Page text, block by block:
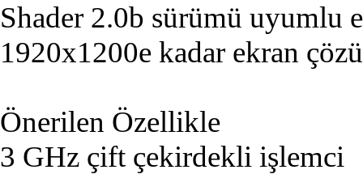
Shader 2.0b sürümü uyumlu
1920x1200e kadar ekran
Önerilen Özellikle
3 GHz çift çekirdekli işlemci